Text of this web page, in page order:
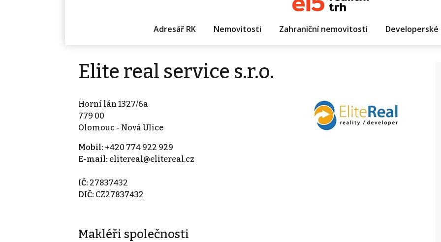
Adresář RK Nemovitosti Zahraniční nemovitosti
Elite real service s.r.o.
Horní lán 1327/6a
779 00
Olomouc - Nová Ulice
Mobil: +420 774 922 929
E-mail: elitereal@elitereal.cz
IČ: 27837432
DIČ: CZ27837432
Makléři společnosti